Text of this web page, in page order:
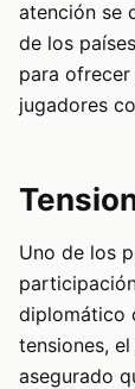
atención se
de los
para
jugadores
Uno de los
diplomático
tensiones,
asegurado